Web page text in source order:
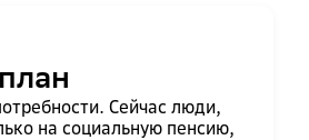
Сейчас люди,
на социальную пенсию,